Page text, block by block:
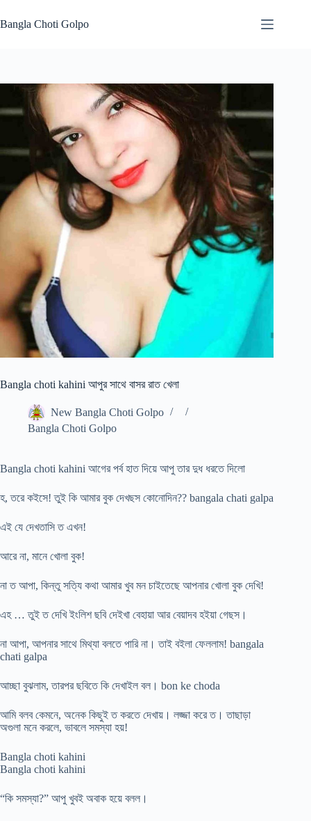
to
content
Bangla Choti Golpo
Bangla choti kahini আপুর সাথে বাসর রাত খেলা
New Bangla Choti Golpo
Bangla Choti Golpo
Bangla choti kahini আগের পর্ব হাত দিয়ে আপু তার দুধ ধরতে দিলো
হ, তরে কইসে! তুই কি আমার বুক দেখছস কোনোদিন?? bangala chati galpa
এই যে দেখতাসি ত এখন!
আরে না, মানে খোলা বুক!
না ত আপা, কিন্তু সত্যি কথা আমার খুব মন চাইতেছে আপনার খোলা বুক দেখি!
এহ … তুই ত দেখি ইংলিশ ছবি দেইখা বেহায়া আর বেয়াদব হইয়া গেছস।
না আপা, আপনার সাথে মিথ্যা বলতে পারি না। তাই বইলা ফেললাম! bangala
chati galpa
আচ্ছা বুঝলাম, তারপর ছবিতে কি দেখাইল বল। bon ke choda
আমি বলব কেমনে, অনেক কিছুই ত করতে দেখায়। লজ্জা করে ত। তাছাড়া
অগুলা মনে করলে, ভাবলে সমস্যা হয়!
Bangla choti kahini
Bangla choti kahini
“কি সমস্যা?” আপু খুবই অবাক হয়ে বলল।